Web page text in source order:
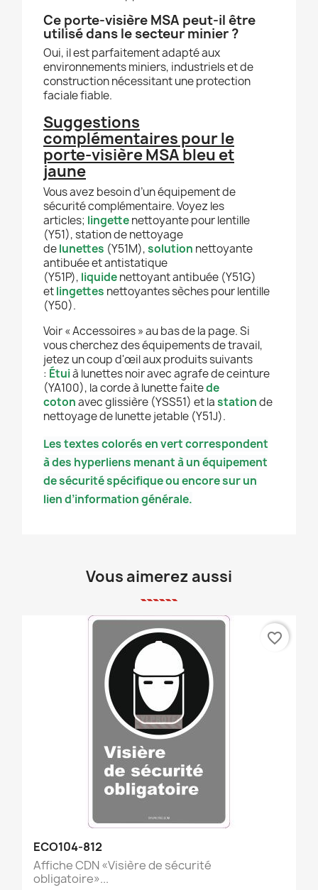
Ce porte-visière MSA peut-il être
utilisé dans le secteur minier ?
Oui, il est parfaitement adapté aux
environnements miniers, industriels et de
construction nécessitant une protection
faciale fiable.
Suggestions
complémentaires pour le
porte-visière MSA bleu et
jaune
Vous avez besoin d’un équipement de
sécurité complémentaire. Voyez les
articles; lingettenettoyante pour lentille
(Y51), station de nettoyage
delunettes (Y51M),solution nettoyante
antibuée et antistatique
(Y51P), liquidenettoyant antibuée (Y51G)
etlingettes nettoyantes sèches pour lentille
(Y50).
Voir « Accessoires » au bas de la page. Si
vous cherchez des équipements de travail,
jetez un coup d'œil aux produits suivants
: Étuià lunettes noir avec agrafe de ceinture
(YA100), la corde à lunette faitede
cotonavec glissière (YSS51) et lastationde
nettoyage de lunette jetable (Y51J).
Les textes colorés en vert correspondent
à des hyperliens menant à un équipement
de sécurité spécifique ou encore sur un
lien d’information générale.
Vous aimerez aussi
ECO104-812
Affiche CDN «Visière de sécurité
obligatoire»...
favorite_border